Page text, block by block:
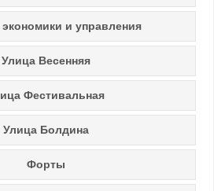
и управления
Улица Весенняя
Фестивальная
Улица Болдина
Форты